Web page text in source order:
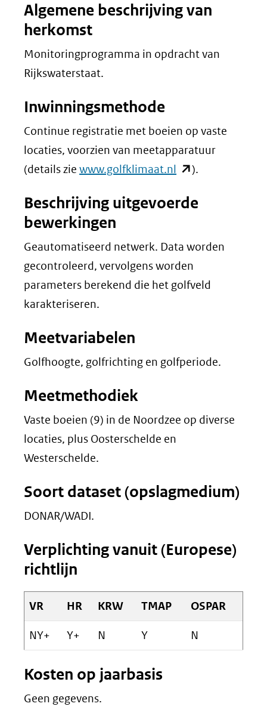
Algemene beschrijving van
herkomst
Monitoringprogramma in opdracht van
Rijkswaterstaat.
Inwinningsmethode
Continue registratie met boeien op vaste
locaties, voorzien van meetapparatuur
(details zie www.golfklimaat.nl (opent
nieuw
(verwijst
naar
een
).
Beschrijving uitgevoerde
bewerkingen
Geautomatiseerd netwerk. Data worden
gecontroleerd, vervolgens worden
parameters berekend die het golfveld
karakteriseren.
Meetvariabelen
Golfhoogte, golfrichting en golfperiode.
Meetmethodiek
Vaste boeien (9) in de Noordzee op diverse
locaties, plus Oosterschelde en
Westerschelde.
Soort dataset (opslagmedium)
DONAR/WADI.
Verplichting vanuit (Europese)
richtlijn
VR HR KRW TMAP OSPAR
NY+ Y+ N Y N
Kosten op jaarbasis
Geen gegevens.